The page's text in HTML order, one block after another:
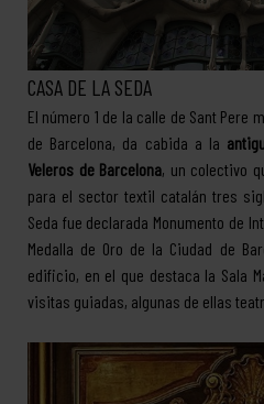
CASA DE LA SEDA
El número 1 de la calle de Sant Pere
de Barcelona, da cabida a la
Veleros de Barcelona, un colectivo
para el sector textil catalán tres
Seda fue declarada Monumento de
Medalla de Oro de la Ciudad de
edificio, en el que destaca la Sala
visitas guiadas, algunas de ellas